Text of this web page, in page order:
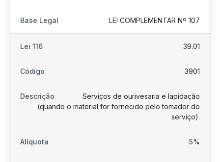
LEI COMPLEMENTAR Nº 107
39.01
3901
Serviços de ourivesaria e lapidação
(quando o material for fornecido pelo tomador do
serviço).
5%